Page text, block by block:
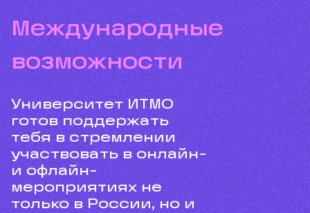
международные
возможности
Университет ИТМО
готов поддержать
тебя в стремлении
участвовать в онлайн-
и офлайн-
мероприятиях не
только в России, но и